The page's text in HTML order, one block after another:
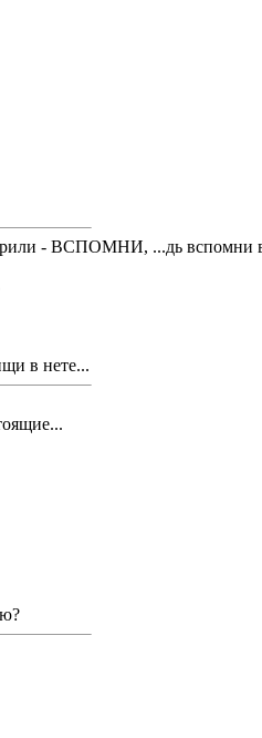
- ВСПОМНИ, ...дь вспомни
в нете...